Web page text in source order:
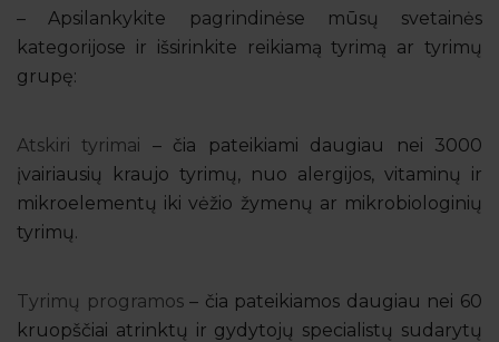
– Apsilankykite pagrindinėse mūsų svetainės
kategorijose ir išsirinkite reikiamą tyrimą ar tyrimų
grupę:
Atskiri tyrimai – čia pateikiami daugiau nei 3000
įvairiausių kraujo tyrimų, nuo alergijos, vitaminų ir
mikroelementų iki vėžio žymenų ar mikrobiologinių
tyrimų.
Tyrimų programos– čia pateikiamos daugiau nei 60
kruopščiai atrinktų ir gydytojų specialistų sudarytų